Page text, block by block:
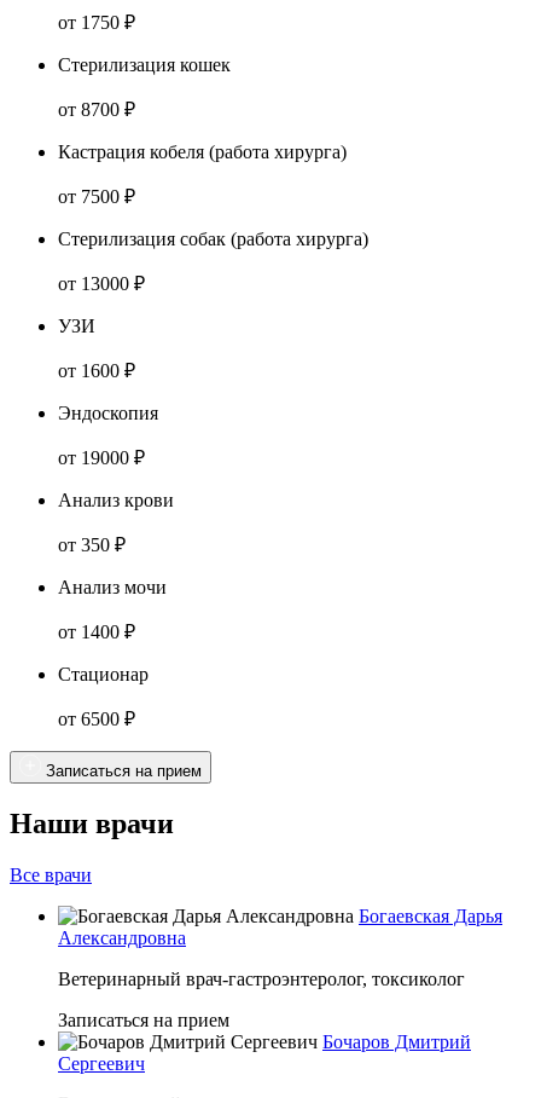
от 1750 ₽
Стерилизация кошек
от 8700 ₽
Кастрация кобеля (работа хирурга)
от 7500 ₽
Стерилизация собак (работа хирурга)
от 13000 ₽
УЗИ
от 1600 ₽
Эндоскопия
от 19000 ₽
Анализ крови
от 350 ₽
Анализ мочи
от 1400 ₽
Стационар
от 6500 ₽
Записаться на прием
Наши врачи
Все врачи
Богаевская Дарья
Александровна
Ветеринарный врач-гастроэнтеролог, токсиколог
Записаться на прием
Бочаров Дмитрий
Сергеевич